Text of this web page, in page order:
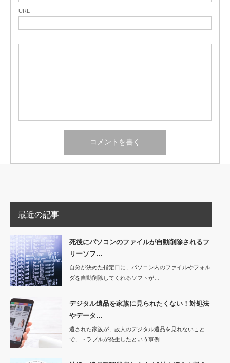
URL
最近の記事
死後にパソコンのファイルが自動削除されるフ
リーソフ…
自分が決めた指定日に、パソコン内のファイルやフォル
ダを自動削除してくれるソフトが…
デジタル遺品を家族に見られたくない！対処法
やデータ…
遺された家族が、故人のデジタル遺品を見れないこと
で、トラブルが発生したという事例…